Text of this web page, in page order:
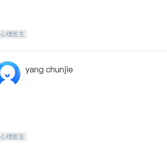
心理医生
yang chunjie
心理医生